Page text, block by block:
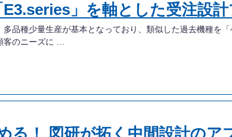
」を軸とした受注設
品種少量生産が基本となっており、類似した過去機種を
客のニーズに …
る！ 図研が拓く中間設計のア